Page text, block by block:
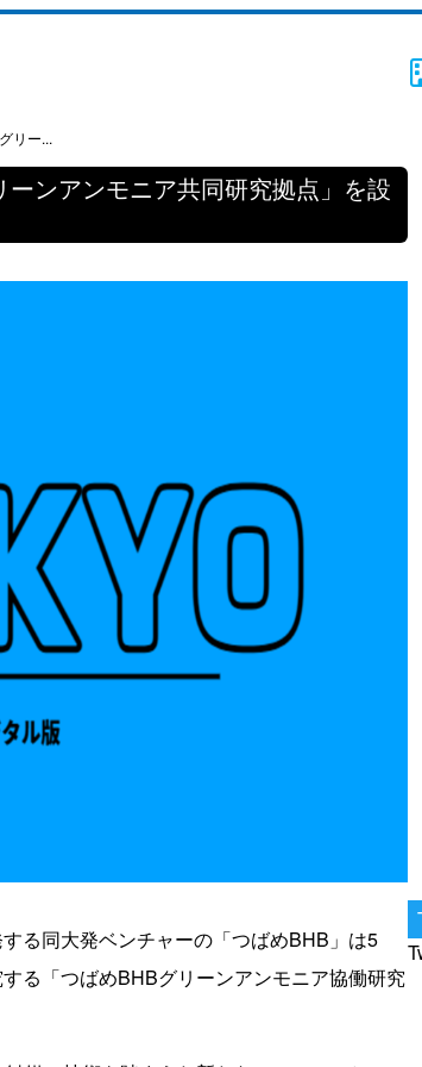
リー...
ンアンモニア共同研究拠点」を設
る同大発ベンチャーの「つばめBHB」は5
る「つばめBHBグリーンアンモニア協働研究